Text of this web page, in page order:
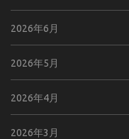
2026年6月
2026年5月
2026年4月
2026年3月